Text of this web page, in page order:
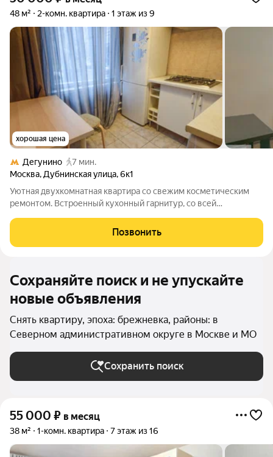
48 м² 2-комн. квартира 1 этаж из 9
хорошая цена
Дегунино
7 мин.
Москва, Дубнинская улица,6к1
Уютная двухкомнатная квартира со свежим косметическим
ремонтом. Встроенный кухонный гарнитур, со всей
Комнаты изолированные. Просторная застекленная лоджия, на
окнах установлены решетки. Отличное
Позвонить
Сохраняйте поиск и не упускайте
новые объявления
Снять квартиру, эпоха: брежневка, районы: в
Северном административном округе в Москве и МО
Сохранить поиск
55 000 ₽ в месяц
38 м² 1-комн. квартира 7 этаж из 16